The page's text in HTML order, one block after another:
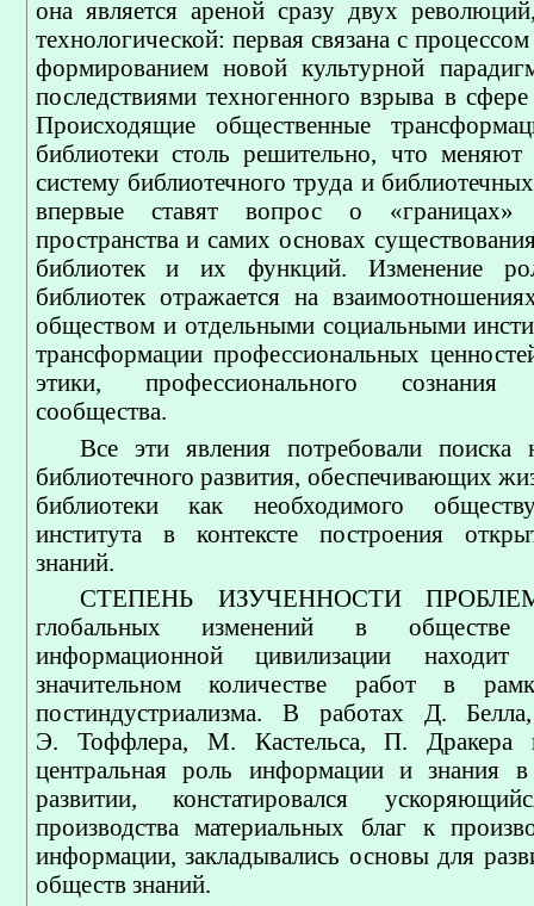
она является ареной сразу двух
технологической: первая связана с
формированием новой культурной
последствиями техногенного взрыва в
Происходящие общественные
библиотеки столь решительно, что
систему библиотечного труда и
впервые ставят вопрос о «границах»
пространства и самих основах
библиотек и их функций. Изменение
библиотек отражается на
обществом и отдельными социальными
трансформации профессиональных
этики, профессионального сознания
сообщества.
Все эти явления потребовали поиска
библиотечного развития, обеспечивающих
библиотеки как необходимого
института в контексте построения
знаний.
СТЕПЕНЬ ИЗУЧЕННОСТИ
глобальных изменений в
информационной цивилизации
значительном количестве работ в
постиндустриализма. В работах Д.
Э. Тоффлера, М. Кастельса, П. Дракера
центральная роль информации и знания
развитии, констатировался
производства материальных благ к
информации, закладывались основы для
обществ знаний.